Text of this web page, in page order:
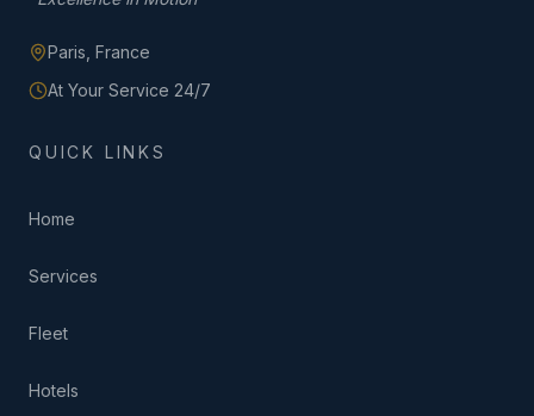
Paris, France
At Your Service 24/7
QUICK LINKS
Home
Services
Fleet
Hotels